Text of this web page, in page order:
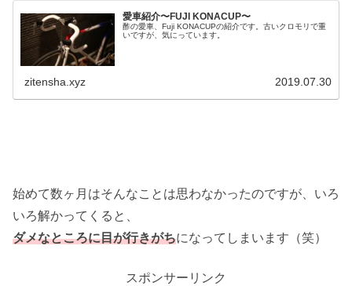
愛車紹介〜FUJI KONACUP〜
酢の愛車、Fuji KONACUPの紹介です。古いクロモリで重
いですが、気にっています。
zitensha.xyz 2019.07.30
始めて数ヶ月はそんなことは思わなかったのですが、いろ
いろ解かってくると、
ダメなところに目が行きがちになってしまいます（笑）
スポンサーリンク